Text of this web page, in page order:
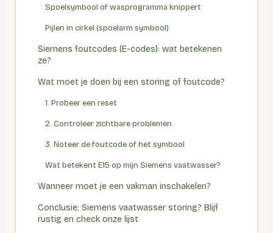
Spoelsymbool of wasprogramma knippert
Pijlen in cirkel (spoelarm symbool)
Siemens foutcodes (E-codes): wat betekenen
ze?
Wat moet je doen bij een storing of foutcode?
1. Probeer een reset
2. Controleer zichtbare problemen
3. Noteer de foutcode of het symbool
Wat betekent E15 op mijn Siemens vaatwasser?
Wanneer moet je een vakman inschakelen?
Conclusie: Siemens vaatwasser storing? Blijf
rustig en check onze lijst